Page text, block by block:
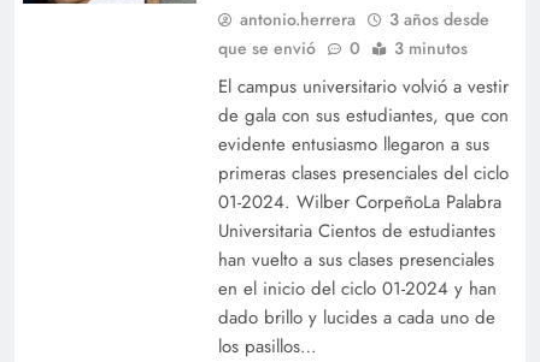
antonio.herrera
3 años desde
que se envió
0 3 minutos
El campus universitario volvió a vestir
de gala con sus estudiantes, que con
evidente entusiasmo llegaron a sus
primeras clases presenciales del ciclo
01-2024. Wilber CorpeñoLa Palabra
Universitaria Cientos de estudiantes
han vuelto a sus clases presenciales
en el inicio del ciclo 01-2024 y han
dado brillo y lucides a cada uno de
los pasillos…